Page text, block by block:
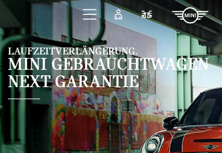
Zum Hauptinhalt springen
Anmelden
LAUFZEITVERLÄNGERUNG.
MINI GEBRAUCHTWAGEN
NEXT GARANTIE